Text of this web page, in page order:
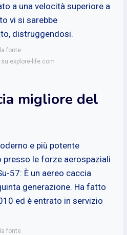
a una velocità superiore a
vi si sarebbe
distruggendosi.
fonte
explore-life.com
migliore del
e più potente
presso le forze aerospaziali
57: È un aereo caccia
generazione. Ha fatto
ed è entrato in servizio
fonte